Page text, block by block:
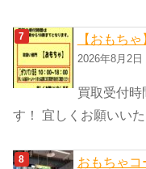
【おもち
2026年8月2
買取受付時
す！ 宜しくお願いい
おもちゃコ